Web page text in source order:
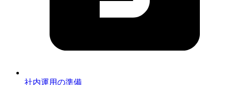
社内運用の準備